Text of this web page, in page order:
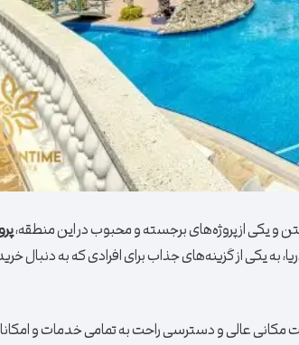
از پروژه‌های برجسته و محبوب در این منطقه،
به یکی از گزینه‌های جذاب برای افرادی که به دنبال
مکانی عالی و دسترسی راحت به تمامی خدمات و